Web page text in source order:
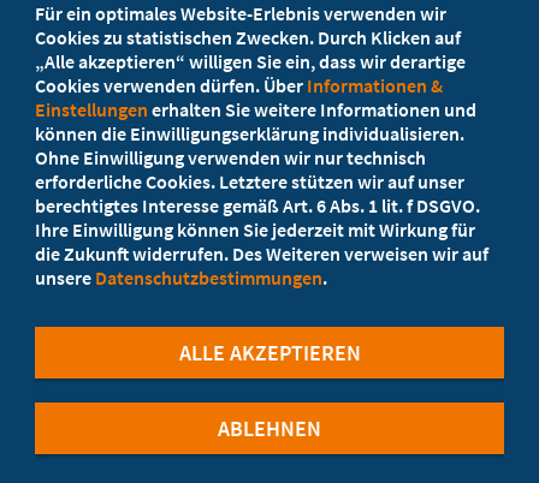
Ihr Landesverband berät Sie!
Ansprechpartner
Werden Sie jetzt Mitglied
5 Vorteile einer MB-Mitgliedschaft
Für ein optimales Website-Erlebnis verwenden wir
Cookies zu statistischen Zwecken. Durch Klicken auf
„Alle akzeptieren“ willigen Sie ein, dass wir derartige
Cookies verwenden dürfen. Über Informationen &
Einstellungen erhalten Sie weitere Informationen und
können die Einwilligungserklärung individualisieren.
Ohne Einwilligung verwenden wir nur technisch
erforderliche Cookies. Letztere stützen wir auf unser
berechtigtes Interesse gemäß Art. 6 Abs. 1 lit. f DSGVO.
Ihre Einwilligung können Sie jederzeit mit Wirkung für
die Zukunft widerrufen. Des Weiteren verweisen wir auf
unsere Datenschutzbestimmungen.
ABLEHNEN
ALLE AKZEPTIEREN